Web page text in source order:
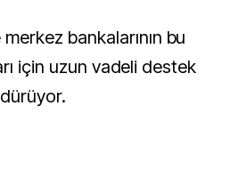
bankalarının bu
için uzun vadeli destek